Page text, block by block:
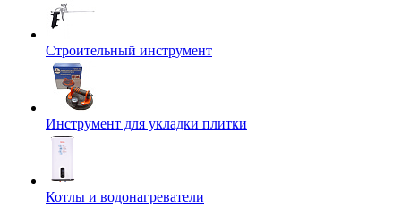
Строительный инструмент
Инструмент для укладки плитки
Котлы и водонагреватели